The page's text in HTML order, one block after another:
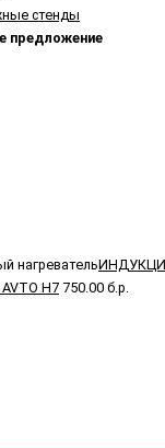
стенды
предложение
нагреватель
H7 750.00 б.р.